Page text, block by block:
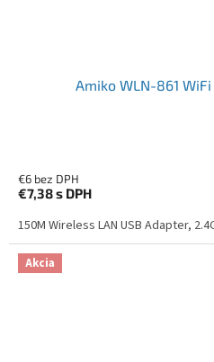
Amiko WLN-861
€6 bez DPH
€7,38s DPH
150M Wireless LAN USB Adapter,
Akcia